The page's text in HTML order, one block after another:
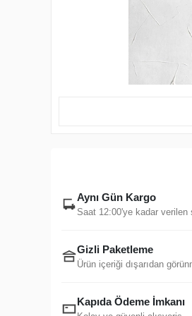
Aynı Gün Kargo
Saat 12:00'ye kadar verilen
Gizli Paketleme
Ürün içeriği dışarıdan
Kapıda Ödeme İmkanı